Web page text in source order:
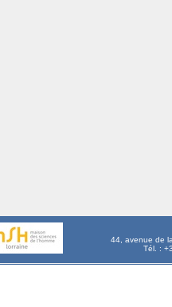
44, avenue de
Tél. :